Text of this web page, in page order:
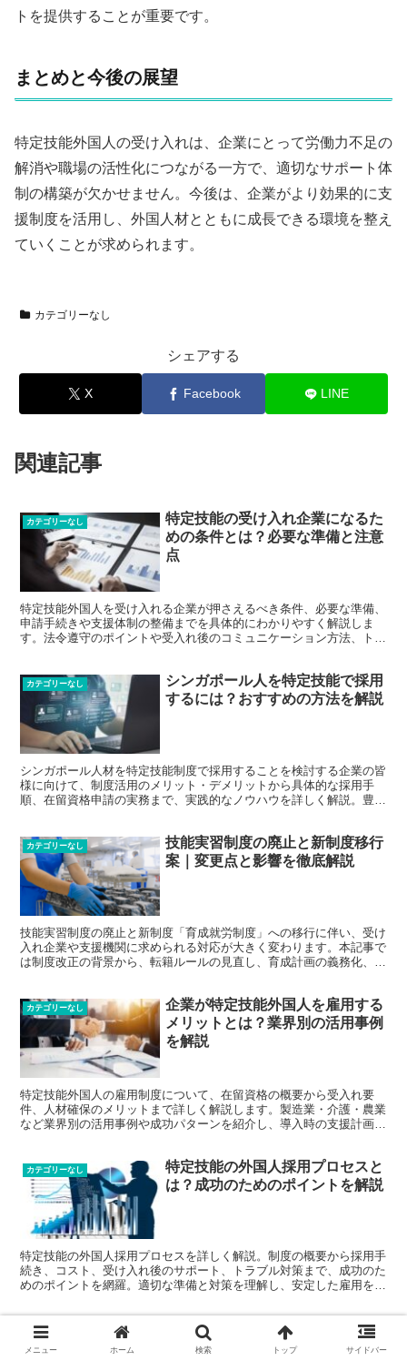
トを提供することが重要です。
まとめと今後の展望
特定技能外国人の受け入れは、企業にとって労働力不足の
解消や職場の活性化につながる一方で、適切なサポート体
制の構築が欠かせません。今後は、企業がより効果的に支
援制度を活用し、外国人材とともに成長できる環境を整え
ていくことが求められます。
カテゴリーなし
シェアする
X Facebook LINE
関連記事
カテゴリーなし
特定技能の受け入れ企業になるた
めの条件とは？必要な準備と注意
点
特定技能外国人を受け入れる企業が押さえるべき条件、必要な準備、
申請手続きや支援体制の整備までを具体的にわかりやすく解説しま
す。法令遵守のポイントや受入れ後のコミュニケーション方法、トラ
カテゴリーなし
シンガポール人を特定技能で採用
するには？おすすめの方法を解説
シンガポール人材を特定技能制度で採用することを検討する企業の皆
様に向けて、制度活用のメリット・デメリットから具体的な採用手
順、在留資格申請の実務まで、実践的なノウハウを詳しく解説。豊富
るためのポイントを網羅的に紹介します。
カテゴリーなし
技能実習制度の廃止と新制度移行
案｜変更点と影響を徹底解説
技能実習制度の廃止と新制度「育成就労制度」への移行に伴い、受け
入れ企業や支援機関に求められる対応が大きく変わります。本記事で
は制度改正の背景から、転籍ルールの見直し、育成計画の義務化、監
カテゴリーなし
企業が特定技能外国人を雇用する
メリットとは？業界別の活用事例
を解説
特定技能外国人の雇用制度について、在留資格の概要から受入れ要
件、人材確保のメリットまで詳しく解説します。製造業・介護・農業
など業界別の活用事例や成功パターンを紹介し、導入時の支援計画作
カテゴリーなし
特定技能の外国人採用プロセスと
は？成功のためのポイントを解説
特定技能の外国人採用プロセスを詳しく解説。制度の概要から採用手
続き、コスト、受け入れ後のサポート、トラブル対策まで、成功のた
めのポイントを網羅。適切な準備と対策を理解し、安定した雇用を実
カテゴリーなし
特定技能外国人の入国手続きと
は？流れと必要書類を詳しく解説
メニュー ホーム 検索 トップ サイドバー